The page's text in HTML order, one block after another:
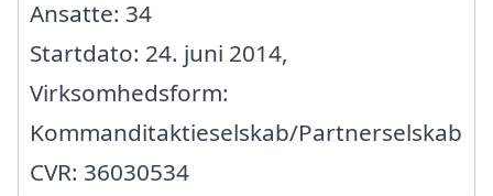
Ansatte: 34
Startdato: 24. juni 2014,
Virksomhedsform:
Kommanditaktieselskab/Partnerselskab
CVR: 36030534